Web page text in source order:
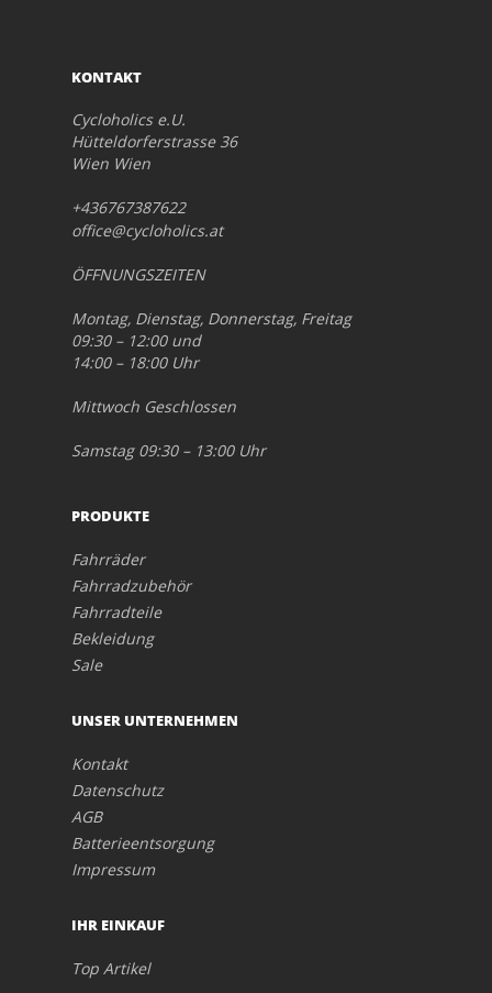
KONTAKT
Cycloholics e.U.
Hütteldorferstrasse 36
Wien Wien
+436767387622
office@cycloholics.at
ÖFFNUNGSZEITEN
Montag, Dienstag, Donnerstag, Freitag
09:30 – 12:00 und
14:00 – 18:00 Uhr
Mittwoch Geschlossen
Samstag 09:30 – 13:00 Uhr
PRODUKTE
Fahrräder
Fahrradzubehör
Fahrradteile
Bekleidung
Sale
UNSER UNTERNEHMEN
Kontakt
Datenschutz
AGB
Batterieentsorgung
Impressum
IHR EINKAUF
Top Artikel